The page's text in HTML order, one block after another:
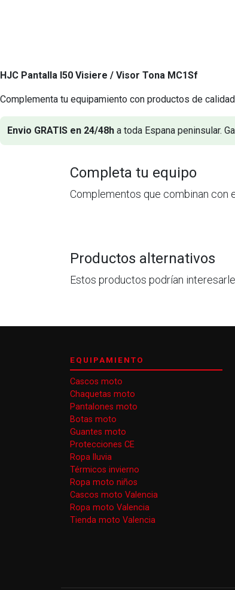
HJC Pantalla I50 Visiere / Visor Tona MC1Sf
Complementa tu equipamiento con productos de
Envio GRATIS en 24/48h a toda Espana peninsular.
Completa tu equipo
Complementos que combinan con
Productos alternativos
Estos productos podrían interesarle
EQUIPAMIENTO
Cascos moto
Chaquetas moto
Pantalones moto
Botas moto
Guantes moto
Protecciones CE
Ropa lluvia
Térmicos invierno
Ropa moto niños
Cascos moto Valencia
Ropa moto Valencia
Tienda moto Valencia